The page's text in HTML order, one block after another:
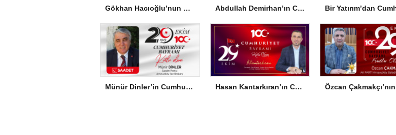
Gökhan Hacıoğlu’nun Cumhuriyet Bayramı Mesajı Abdullah Demirhan’ın Cumhuriyet Bayramı Mesajı
Münür Dinler’in Cumhuriyet Bayramı Mesajı Hasan Kantarkıran’ın Cumhuriyet Bayramı Mesajı